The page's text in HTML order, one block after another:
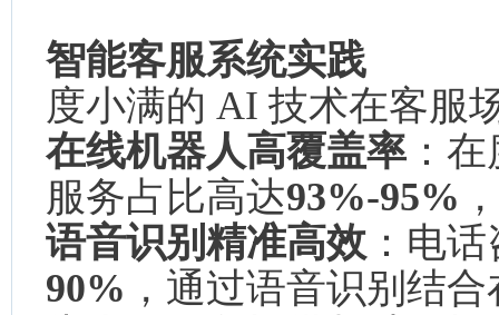
智能客服系统实践
度小满的 AI 技术在客服
在线机器人高覆盖率 ：
服务占比高达93%-95%
语音识别精准高效 ：电
90% ，通过语音识别结